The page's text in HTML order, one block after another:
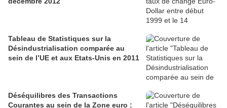
Tableau de Statistiques sur la
Désindustrialisation comparée au
sein de l’UE et aux Etats-Unis en 2011
Déséquilibres des Transactions
Courantes au sein de la Zone euro :